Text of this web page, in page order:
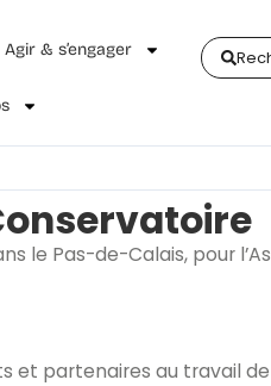
Agir & s’engager
le Pas-de-Calais, pour
et partenaires au travail